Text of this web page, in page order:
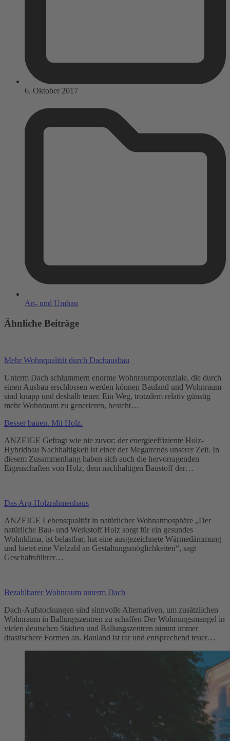
6. Oktober 2017
An- und Umbau
Ähnliche Beiträge
Mehr Wohnqualität durch Dachausbau
Unterm Dach schlummern enorme Wohnraumpotenziale, die durch
einen Ausbau erschlossen werden können Bauland und Wohnraum
sind knapp und deshalb teuer. Ein Weg, trotzdem relativ günstig
mehr Wohnraum zu generieren, besteht…
Besser bauen. Mit Holz.
ANZEIGE Gefragt wie nie zuvor: der energieeffiziente Holz-
Hybridbau Nachhaltigkeit ist einer der Mega­trends unserer Zeit. In
diesem Zusammenhang haben sich auch die hervorragenden
Eigenschaften von Holz, dem nachhaltigen Baustoff der…
Das Arp-Holzrahmenhaus
ANZEIGE Lebensqualität in natürlicher Wohnatmosphäre „Der
natürliche Bau- und Werkstoff Holz sorgt für ein gesundes
Wohnklima, ist belastbar, hat eine ausgezeichnete Wärme­dämmung
und bietet eine Vielzahl an Gestaltungsmöglichkeiten“, sagt
Geschäfts­führer…
Bezahlbarer Wohnraum unterm Dach
Dach-Aufstockungen sind sinnvolle Alternativen, um zusätzlichen
Wohnraum in Ballungszentren zu schaffen Der Wohnungsmangel in
vielen deutschen Städten und Ballungszentren nimmt immer
drastischere Formen an. Bauland ist rar und entsprechend teuer…